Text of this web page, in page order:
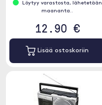
Löytyy varastosta, lähetetään
maananta..
12.90 €
Lisää ostoskoriin